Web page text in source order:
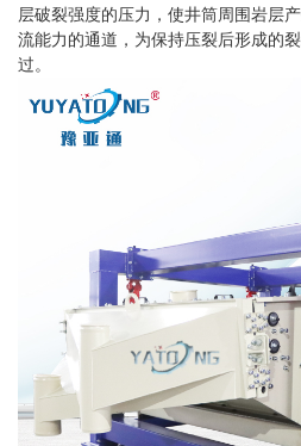
层破裂强度的压力，使井筒周围岩层
流能力的通道，为保持压裂后形成的
过。